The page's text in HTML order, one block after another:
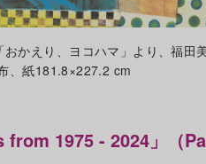
かえり、ヨコハマ」より、福田
、紙181.8×227.2 cm
from 1975 - 2024」（